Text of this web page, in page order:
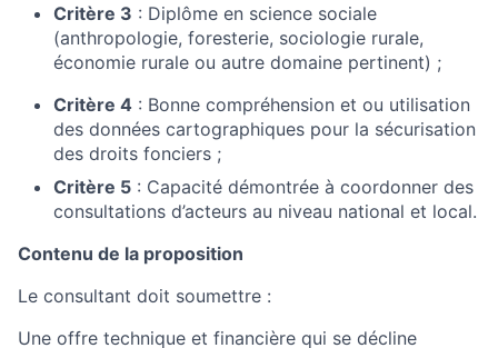
Critère 3 : Diplôme en science sociale
(anthropologie, foresterie, sociologie rurale,
économie rurale ou autre domaine pertinent) ;
Critère 4 : Bonne compréhension et ou utilisation
des données cartographiques pour la sécurisation
des droits fonciers ;
Critère 5 : Capacité démontrée à coordonner des
consultations d’acteurs au niveau national et local.
Contenu de la proposition
Le consultant doit soumettre :
Une offre technique et financière qui se décline